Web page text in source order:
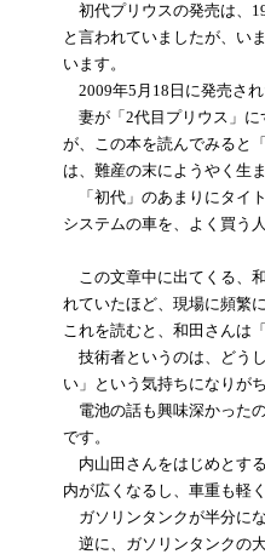
初代プリウスの発売は、
と言われていましたが、い
います。
2009年5月18日に発売さ
妻が「2代目プリウス」に
が、この本を読んでみると
は、難産の末にようやく生
「初代」のあまりにタイ
システムの車を、よく買う
この文章中に出てくる、
れていたほど、現場に頻繁
これを読むと、和田さんは
技術者というのは、どう
い」という気持ちになりが
電池の話も興味深かった
です。
内山田さんをはじめとす
内が広くなるし、車重も軽
ガソリンタンクが半分に
逆に、ガソリンタンクの